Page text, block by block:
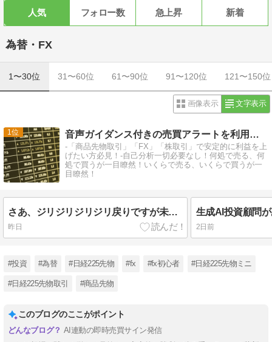
人気 フォロー数 急上昇 新着
為替・FX
1〜30位 31〜60位 61〜90位 91〜120位 121〜150位
画像表示 文字表示
1 音声ガイダンス付きの売買アラートを利用して楽々トレード！
-「商品先物取引」「FX」「株取引」で安定的に利益を上
げたい方必見！-自己分析一切必要なし！何処で売る、何
処で買うが一目瞭然！いくらで売る、いくらで買うが一
目瞭然！
さあ、ジリジリジリジリ戻りですが未だ円高の流れは変わらなさそうです！生成AIでガンガン稼ごう！
昨日 2日前
#投資 #為替 #日経225先物 #fx #fx初心者 #日経225先物ミニ
#日経225先物取引 #商品先物
このブログのここがポイント
AI連動の即時売買サイン発信